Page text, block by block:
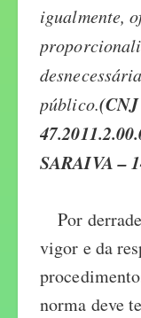
igualmente,
público.(
SARAIVA –
Por
vigor e da
norma deve